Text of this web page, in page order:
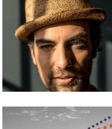
Villeurbanne
LE CMTRA S'INVITE AUX NUITS
ALTIN GÜN + JOÃO SELVA